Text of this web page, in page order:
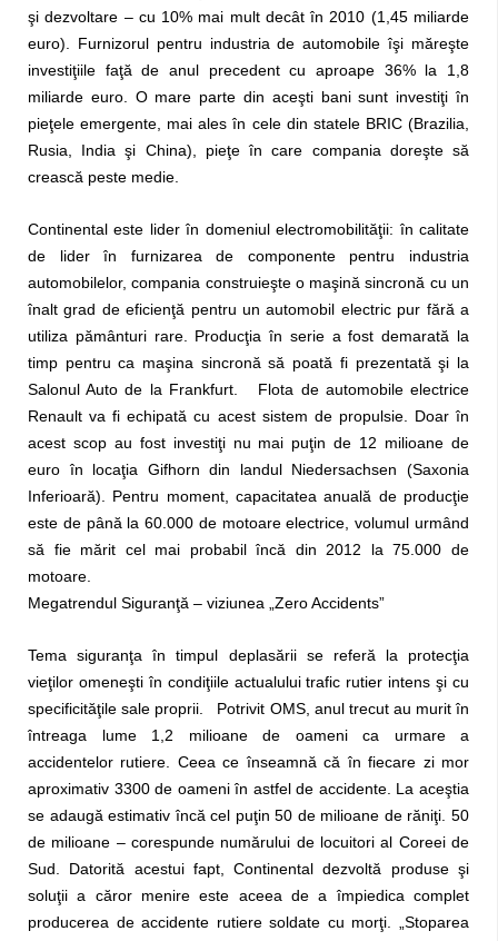
şi dezvoltare – cu 10% mai mult decât în 2010 (1,45 miliarde
euro). Furnizorul pentru industria de automobile îşi măreşte
investiţiile faţă de anul precedent cu aproape 36% la 1,8
miliarde euro. O mare parte din aceşti bani sunt investiţi în
pieţele emergente, mai ales în cele din statele BRIC (Brazilia,
Rusia, India şi China), pieţe în care compania doreşte să
crească peste medie.
Continental este lider în domeniul electromobilităţii: în calitate
de lider în furnizarea de componente pentru industria
automobilelor, compania construieşte o maşină sincronă cu un
înalt grad de eficienţă pentru un automobil electric pur fără a
utiliza pământuri rare. Producţia în serie a fost demarată la
timp pentru ca maşina sincronă să poată fi prezentată şi la
Salonul Auto de la Frankfurt. Flota de automobile electrice
Renault va fi echipată cu acest sistem de propulsie. Doar în
acest scop au fost investiţi nu mai puţin de 12 milioane de
euro în locaţia Gifhorn din landul Niedersachsen (Saxonia
Inferioară). Pentru moment, capacitatea anuală de producţie
este de până la 60.000 de motoare electrice, volumul urmând
să fie mărit cel mai probabil încă din 2012 la 75.000 de
motoare.
Megatrendul Siguranţă – viziunea „Zero Accidents”
Tema siguranţa în timpul deplasării se referă la protecţia
vieţilor omeneşti în condiţiile actualului trafic rutier intens şi cu
specificităţile sale proprii. Potrivit OMS, anul trecut au murit în
întreaga lume 1,2 milioane de oameni ca urmare a
accidentelor rutiere. Ceea ce înseamnă că în fiecare zi mor
aproximativ 3300 de oameni în astfel de accidente. La aceştia
se adaugă estimativ încă cel puţin 50 de milioane de răniţi. 50
de milioane – corespunde numărului de locuitori al Coreei de
Sud. Datorită acestui fapt, Continental dezvoltă produse şi
soluţii a căror menire este aceea de a împiedica complet
producerea de accidente rutiere soldate cu morţi. „Stoparea